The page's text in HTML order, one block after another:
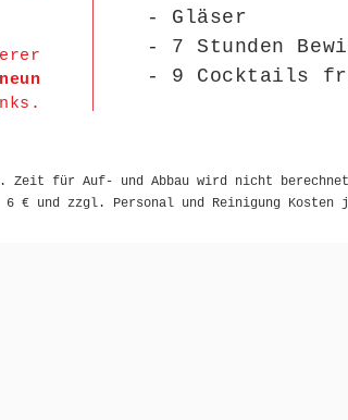
neun
- Gläser
- 7 Stunden
- 9 Cocktails
Zeit für Auf- und Abbau wird nicht
€ und zzgl. Personal und Reinigung Kosten